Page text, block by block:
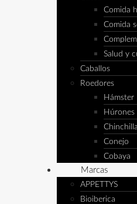
Comida
Comida
Salud y
Caballos
Roedores
Hámster
Húrones
Chinchilla
Conejo
Cobaya
Marcas
APPETTYS
Bioiberica